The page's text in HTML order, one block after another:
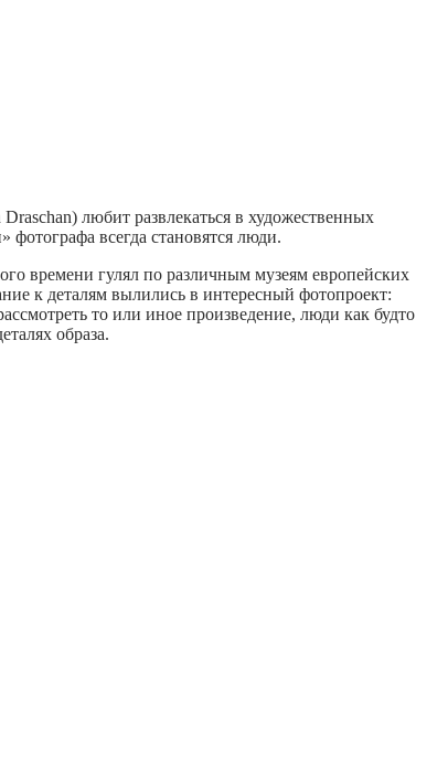
любит развлекаться в художественных
всегда становятся люди.
времени гулял по различным музеям европейских
к деталям вылились в интересный фотопроект:
то или иное произведение, люди как будто
образа.